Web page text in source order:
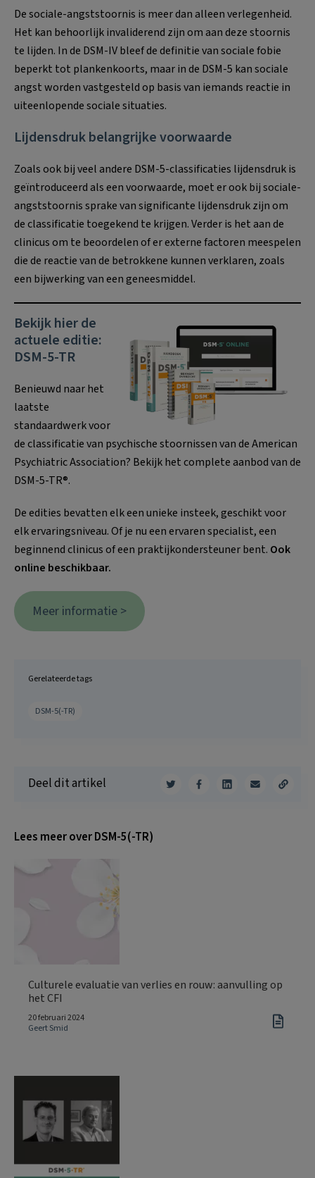
De sociale-angststoornis is meer dan alleen verlegenheid.
Het kan behoorlijk invaliderend zijn om aan deze stoornis
te lijden. In de DSM-IV bleef de definitie van sociale fobie
beperkt tot plankenkoorts, maar in de DSM-5 kan sociale
angst worden vastgesteld op basis van iemands reactie in
uiteenlopende sociale situaties.
Lijdensdruk belangrijke voorwaarde
Zoals ook bij veel andere DSM-5-classificaties lijdensdruk is
geïntroduceerd als een voorwaarde, moet er ook bij sociale-
angststoornis sprake van significante lijdensdruk zijn om
de classificatie toegekend te krijgen. Verder is het aan de
clinicus om te beoordelen of er externe factoren meespelen
die de reactie van de betrokkene kunnen verklaren, zoals
een bijwerking van een geneesmiddel.
Bekijk hier de
actuele editie:
DSM-5-TR
Benieuwd naar het
laatste
standaardwerk voor
de classificatie van psychische stoornissen van de American
Psychiatric Association? Bekijk het complete aanbod van de
DSM-5-TR®.
De edities bevatten elk een unieke insteek, geschikt voor
elk ervaringsniveau. Of je nu een ervaren specialist, een
beginnend clinicus of een praktijkondersteuner bent. Ook
online beschikbaar.
Meer informatie >
Gerelateerde tags
DSM-5(-TR)
Deel dit artikel
Lees meer over DSM-5(-TR)
Culturele evaluatie van verlies en rouw: aanvulling op
het CFI
20 februari 2024
Geert Smid